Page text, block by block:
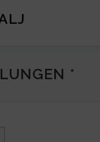
*